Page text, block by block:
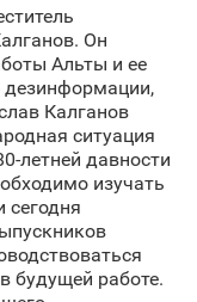
Он
Альты и ее
дезинформации,
Калганов
ситуация
летней давности
изучать
сегодня
будущей работе.